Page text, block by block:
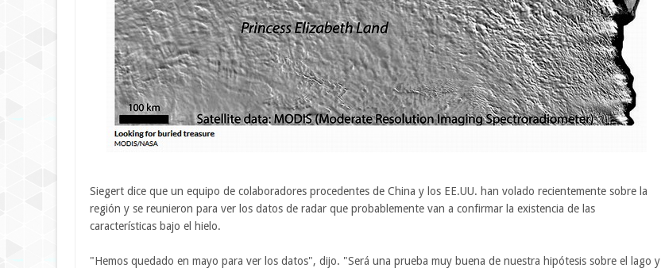
Siegert dice que un equipo de colaboradores procedentes de China y los EE.UU. han volado recientemente sobre la
región y se reunieron para ver los datos de radar que probablemente van a confirmar la existencia de las
características bajo el hielo.
"Hemos quedado en mayo para ver los datos", dijo. "Será una prueba muy buena de nuestra hipótesis sobre el lago y